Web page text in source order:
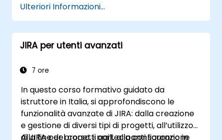
Ulteriori Informazioni...
JIRA per utenti avanzati
7 ore
In questo corso formativo guidato da
istruttore in Italia, si approfondiscono le
funzionalità avanzate di JIRA: dalla creazione
e gestione di diversi tipi di progetti, all’utilizzo
di JIRA per progetti agili, alla configurazione
Alla fine del corso, i partecipanti saranno in